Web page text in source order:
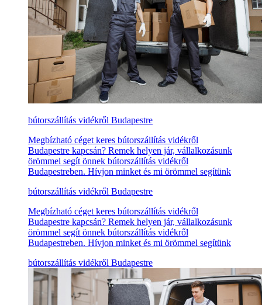
bútorszállítás vidékről Budapestre
Megbízható céget keres bútorszállítás vidékről
Budapestre kapcsán? Remek helyen jár, vállalkozásunk
örömmel segít önnek bútorszállítás vidékről
Budapestreben. Hívjon minket és mi örömmel segítünk
bútorszállítás vidékről Budapestre
Megbízható céget keres bútorszállítás vidékről
Budapestre kapcsán? Remek helyen jár, vállalkozásunk
örömmel segít önnek bútorszállítás vidékről
Budapestreben. Hívjon minket és mi örömmel segítünk
bútorszállítás vidékről Budapestre